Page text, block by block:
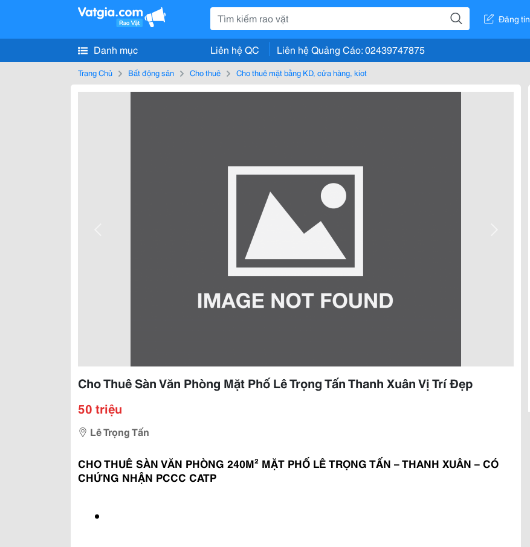
Đăng tin
Danh mục Liên hệ QC Liên hệ Quảng Cáo: 02439747875
Trang Chủ Bất động sản Cho thuê Cho thuê mặt bằng KD, cửa hàng, kiot
Cho Thuê Sàn Văn Phòng Mặt Phố Lê Trọng Tấn Thanh Xuân Vị Trí Đẹp
50 triệu
Lê Trọng Tấn
CHO THUÊ SÀN VĂN PHÒNG 240M² MẶT PHỐ LÊ TRỌNG TẤN – THANH XUÂN – CÓ
CHỨNG NHẬN PCCC CATP